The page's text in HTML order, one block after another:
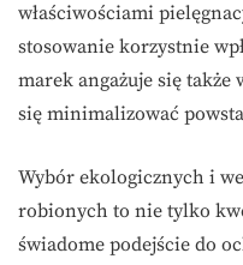
właściwościami
stosowanie korzystnie
marek angażuje się także
się minimalizować
Wybór ekologicznych i
robionych to nie tylko
świadome podejście do